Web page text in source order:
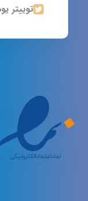
توییتر